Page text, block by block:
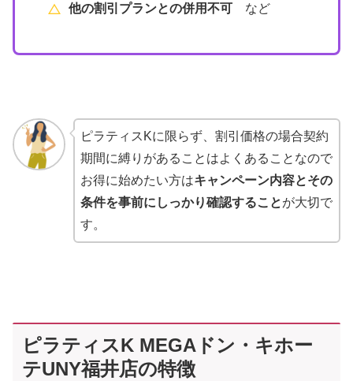
他の割引プランとの併用不可など
ピラティスKに限らず、割引価格の場合契約
期間に縛りがあることはよくあることなので
お得に始めたい方はキャンペーン内容とその
条件を事前にしっかり確認することが大切で
す。
ピラティスK MEGAドン・キホー
テUNY福井店の特徴